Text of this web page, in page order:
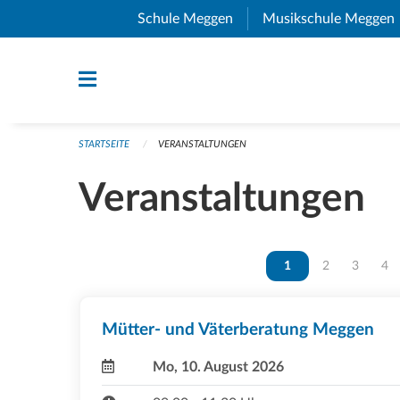
Navigation überspringen
Schule Meggen (External Link)
Musikschule Meggen
STARTSEITE VERANSTALTUNGEN
Veranstaltungen
Vous êtes sur la page
1 Vous êtes sur
2 Vous
3 4
Mütter- und Väterberatung Meggen
Mo, 10. August 2026